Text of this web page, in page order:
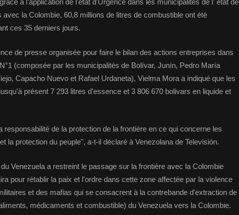
à l'application de l'état d'Urgence dans les municipalités de l' état de
avec la Colombie, 60,8 millions de litres de combustible ont été
ces 35 derniers jours.
de presse organisée pour faire le bilan des actions entreprises dans
(composée par les municipalités de Bolívar, Junín, Pedro María
Capacho Nuevo et Rafael Urdaneta), Vielma Mora a indiqué que les
présent 7 293 litres d'essence et 3 806 670 bolivars en liquide et
responsabilité de la protection de la frontière en ce qui concerne les
la protection du peuple", a-t-il déclaré à Venezolana de Televisión.
Venezuela a restreint le passage sur la frontière avec la Colombie
pour rétablir la paix et l'ordre dans cette zone affectée par la violence
et des mafias qui se consacrent à la contrebande d'extraction de
médicaments et combustible) du Venezuela vers la Colombie.